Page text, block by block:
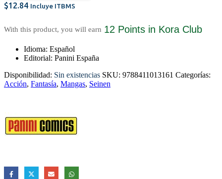
$12.84 Incluye ITBMS
With this product, you will earn 12 Points in Kora Club
Idioma: Español
Editorial: Panini España
Disponibilidad: Sin existencias SKU: 9788411013161 Categorías:
Acción, Fantasía, Mangas, Seinen